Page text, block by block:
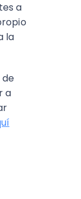
a
la
de
a